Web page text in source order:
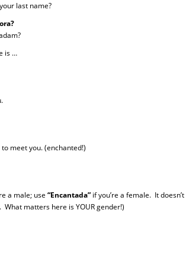
last name?
is …
to meet you. (enchanted!)
a male; use “Encantada” if you’re a female. It
matters here is YOUR gender!)